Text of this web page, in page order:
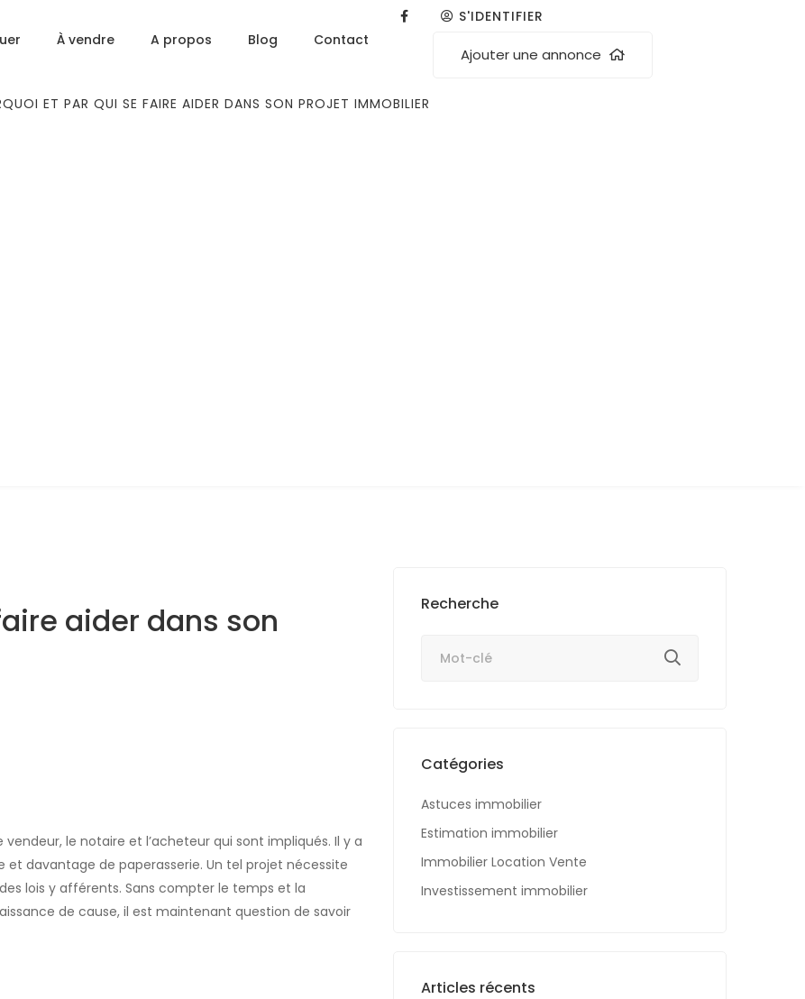
À vendre A propos Blog Contact
S'IDENTIFIER
Ajouter une annonce
ET PAR QUI SE FAIRE AIDER DANS SON PROJET IMMOBILIER
aider dans son
le notaire et l’acheteur qui sont impliqués. Il y a
et davantage de paperasserie. Un tel projet nécessite
lois y afférents. Sans compter le temps et la
de cause, il est maintenant question de savoir
Recherche
Catégories
Astuces immobilier
Estimation immobilier
Immobilier Location Vente
Investissement immobilier
Articles récents